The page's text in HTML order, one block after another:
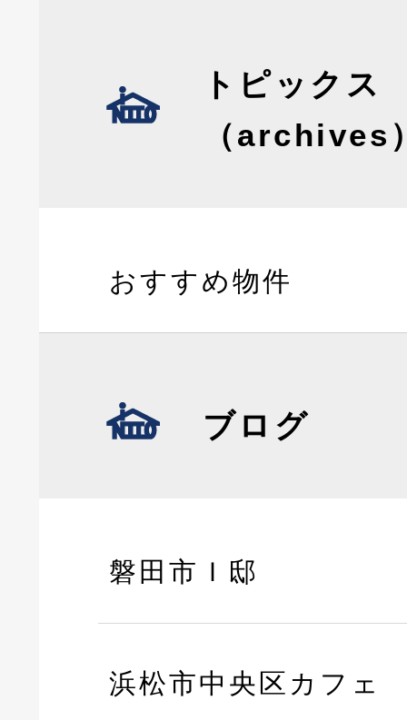
トピックス
（archives
おすすめ物件
ブログ
磐田市Ｉ邸
浜松市中央区カフェ